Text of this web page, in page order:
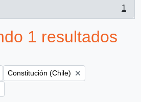
1
1 resultados
Remove filter:
Constitución (Chile)